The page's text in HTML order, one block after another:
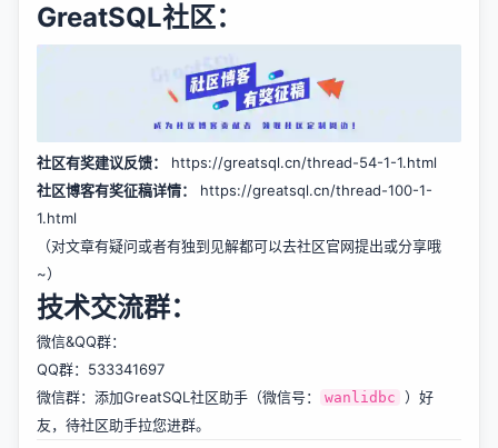
GreatSQL社区：
社区有奖建议反馈：
https://greatsql.cn/thread-54-1-1.html
社区博客有奖征稿详情：
https://greatsql.cn/thread-100-1-
1.html
（对文章有疑问或者有独到见解都可以去社区官网提出或分享哦
~）
技术交流群：
微信&QQ群：
QQ群：533341697
微信群：添加GreatSQL社区助手（微信号：
wanlidbc ）好
友，待社区助手拉您进群。